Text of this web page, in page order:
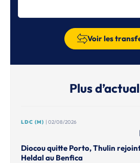
Voir les
Plus
LDC (M) | 02/08/2026
Diocou quitte Porto, Thulin
Heldal au Benfica